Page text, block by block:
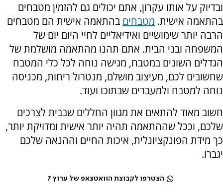
ובדיוק על אותו עקרון, אתם יכולים גם להזמין מטבחים
בהתאמה אישית. מטבחים בהתאמה אישית הם מטבחים
הרבה יותר שימושיים ואידיאליים לחיי היום יום של
המשפחה ובני הבית. אתם תהנו מהתאמה מושלמת של
הגדלים השונים במטבח, מגישה נוחה לכל כלי המטבח
שחשובים לכם, מעיצוב מושלם, מנטרול ריחות, מכניסה
נוחה למטבח ולמעברים שבתוכו ועוד.
חשוב מאוד להתאים את מגוון החללים שבבית לצרכים
שלכם, וככל שההתאמה תהיה יותר אישית ומדויקת יותר,
כך מידת הפונקציונלית, איכות החיים וההנאה שלכם
יגברו.
הצטרפו לקבוצת הוואטצאפ של ערוץ 7